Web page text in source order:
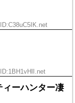
ーハンター凄